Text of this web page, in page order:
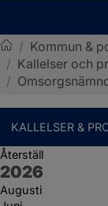
Sotenäs kommun
/ Kommun &
/ Kallelser och
/
KALLELSER &
Återställ
År:
2026
Augusti